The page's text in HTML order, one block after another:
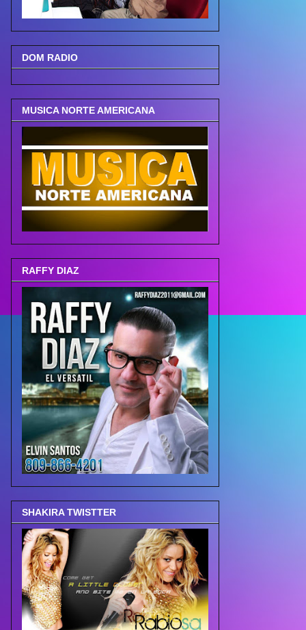
DOM RADIO
MUSICA NORTE AMERICANA
RAFFY DIAZ
SHAKIRA TWISTTER